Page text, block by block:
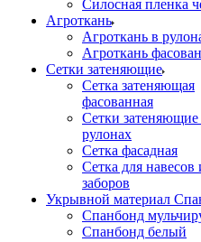
Силосная пленка
Агроткань
Агроткань в
Агроткань
Сетки затеняющие
Сетка затеняющая
фасованная
Сетки затеняющие
рулонах
Сетка фасадная
Сетка для навесов
заборов
Укрывной материал
Спанбонд
Спанбонд белый